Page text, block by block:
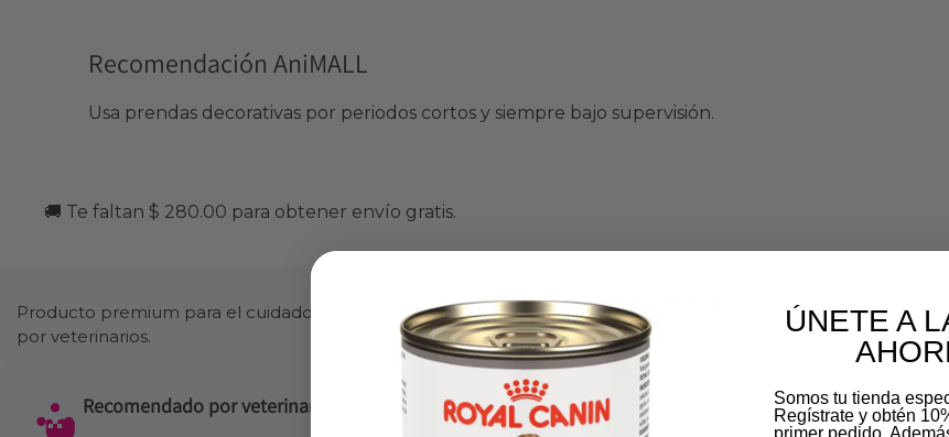
Recomendación AniMALL
Usa prendas decorativas por periodos cortos y siempre bajo supervisión.
🚚 Te faltan $ 280.00 para obtener envío gratis.
Producto premium para el cuidado de tu mascota. Formulado con ingredientes de alta calidad que
por veterinarios.
Recomendado por veterinarios
ÚNETE A
Somos tu tienda
Regístrate y obtén
primer pedido.